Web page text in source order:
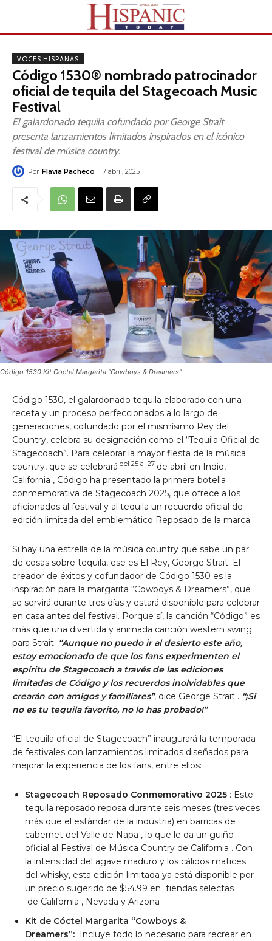
VOCES HISPANAS
Código 1530® nombrado patrocinador
oficial de tequila del Stagecoach Music
Festival
El galardonado tequila cofundado por George Strait
presenta lanzamientos limitados inspirados en el icónico
festival de música country.
Por Flavia Pacheco 7 abril, 2025
Código 1530 Kit Cóctel Margarita "Cowboys & Dreamers"
Código 1530, el galardonado tequila elaborado con una
receta y un proceso perfeccionados a lo largo de
generaciones, cofundado por el mismísimo Rey del
Country, celebra su designación como el “Tequila Oficial de
Stagecoach”. Para celebrar la mayor fiesta de la música
country, que se celebrará del 25 al 27 de abril en Indio,
California , Código ha presentado la primera botella
conmemorativa de Stagecoach 2025, que ofrece a los
aficionados al festival y al tequila un recuerdo oficial de
edición limitada del emblemático Reposado de la marca.
Si hay una estrella de la música country que sabe un par
de cosas sobre tequila, ese es El Rey, George Strait. El
creador de éxitos y cofundador de Código 1530 es la
inspiración para la margarita “Cowboys & Dreamers”, que
se servirá durante tres días y estará disponible para celebrar
en casa antes del festival. Porque sí, la canción “Código” es
más que una divertida y animada canción western swing
para Strait. “Aunque no puedo ir al desierto este año,
estoy emocionado de que los fans experimenten el
espíritu de Stagecoach a través de las ediciones
limitadas de Código y los recuerdos inolvidables que
crearán con amigos y familiares”, dice George Strait . “¡Si
no es tu tequila favorito, no lo has probado!”
“El tequila oficial de Stagecoach” inaugurará la temporada
de festivales con lanzamientos limitados diseñados para
mejorar la experiencia de los fans, entre ellos:
Stagecoach Reposado Conmemorativo 2025 : Este
tequila reposado reposa durante seis meses (tres veces
más que el estándar de la industria) en barricas de
cabernet del Valle de Napa , lo que le da un guiño
oficial al Festival de Música Country de California . Con
la intensidad del agave maduro y los cálidos matices
del whisky, esta edición limitada ya está disponible por
un precio sugerido de $54.99 en tiendas selectas
de California , Nevada y Arizona .
Kit de Cóctel Margarita “Cowboys &
Dreamers”: Incluye todo lo necesario para recrear en